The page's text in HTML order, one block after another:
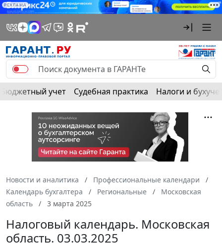
РЕКЛАМА
Бюджетный учет Судебная практика Налоги и
Новости и аналитика
Профессиональные календари
Календарь бухгалтера
Региональные
Московская
область
3 марта 2025
Налоговый календарь. Московская
область. 03.03.2025